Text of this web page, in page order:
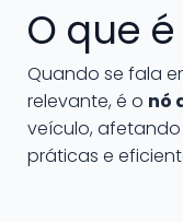
O que
Quando se fala
relevante, é o nó
veículo,
práticas e